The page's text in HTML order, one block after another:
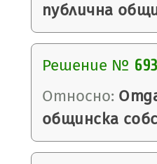
публична
Решение №
Относно:
общинска